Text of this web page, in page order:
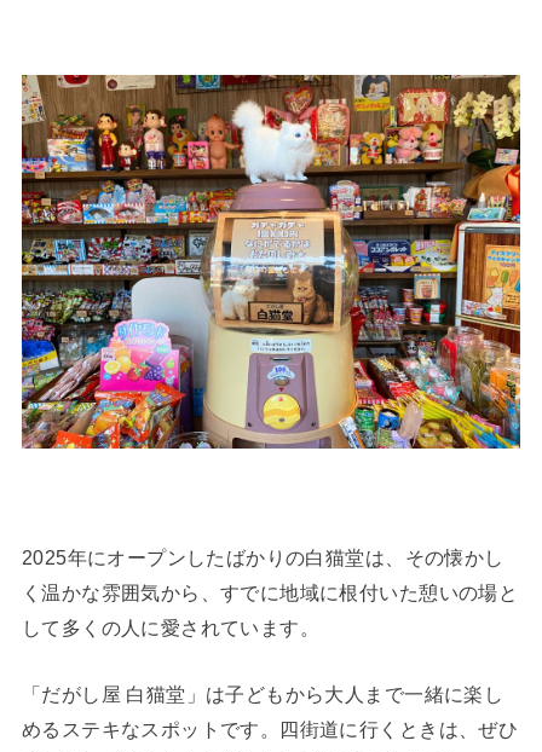
2025年にオープンしたばかりの白猫堂は、その懐かし
く温かな雰囲気から、すでに地域に根付いた憩いの場と
して多くの人に愛されています。
「だがし屋 白猫堂」は子どもから大人まで一緒に楽し
めるステキなスポットです。四街道に行くときは、ぜひ